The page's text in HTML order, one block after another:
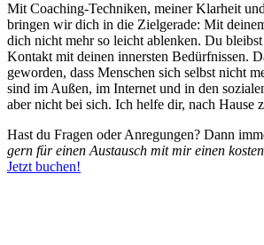
Mit Coaching-Techniken, meiner Klarheit
bringen wir dich in die Zielgerade: Mit
dich nicht mehr so leicht ablenken. Du
Kontakt mit deinen innersten Bedürfnissen.
geworden, dass Menschen sich selbst nicht
sind im Außen, im Internet und in den
aber nicht bei sich. Ich helfe dir, nach Hause
Hast du Fragen oder Anregungen? Dann
gern für einen Austausch mit mir einen
Jetzt buchen!